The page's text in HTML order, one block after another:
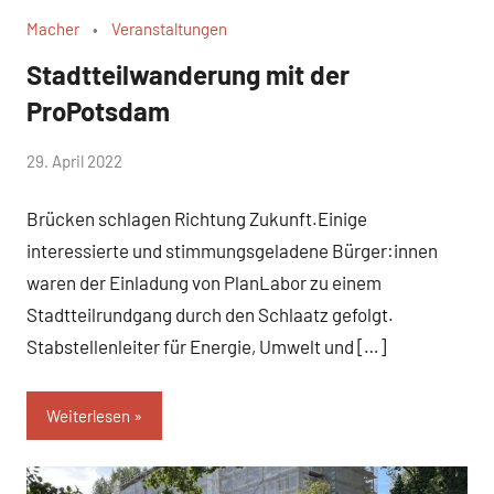
Macher Veranstaltungen
Stadtteilwanderung mit der
ProPotsdam
von
29. April 2022
Brücken schlagen Richtung Zukunft.Einige
interessierte und stimmungsgeladene Bürger:innen
waren der Einladung von PlanLabor zu einem
Stadtteilrundgang durch den Schlaatz gefolgt.
Stabstellenleiter für Energie, Umwelt und […]
Weiterlesen